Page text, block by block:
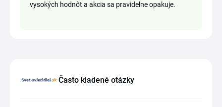
vysokých hodnôt a akcia sa pravidelne opakuje.
Často kladené otázky